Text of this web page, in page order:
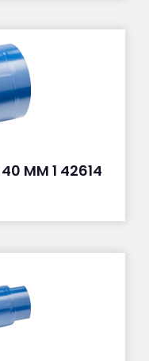
MM 1 42614